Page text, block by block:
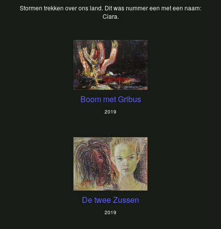
Stormen trekken over ons land. Dit was nummer een met een naam:
Ciara.
Boom met Gribus
2019
De twee Zussen
2019